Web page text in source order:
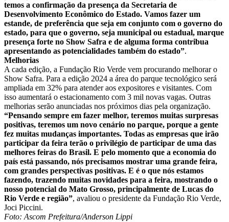
temos a confirmação da presença da Secretaria de
Desenvolvimento Econômico do Estado. Vamos fazer um
estande, de preferência que seja em conjunto com o governo do
estado, para que o governo, seja municipal ou estadual, marque
presença forte no Show Safra e de alguma forma contribua
apresentando as potencialidades também do estado”.
Melhorias
A cada edição, a Fundação Rio Verde vem procurando melhorar o
Show Safra. Para a edição 2024 a área do parque tecnológico será
ampliada em 32% para atender aos expositores e visitantes. Com
isso aumentará o estacionamento com 3 mil novas vagas. Outras
melhorias serão anunciadas nos próximos dias pela organização.
“Pensando sempre em fazer melhor, teremos muitas surpresas
positivas, teremos um novo cenário no parque, porque a gente
fez muitas mudanças importantes. Todas as empresas que irão
participar da feira terão o privilégio de participar de uma das
melhores feiras do Brasil. E pelo momento que a economia do
país está passando, nós precisamos mostrar uma grande feira,
com grandes perspectivas positivas. E é o que nós estamos
fazendo, trazendo muitas novidades para a feira, mostrando o
nosso potencial do Mato Grosso, principalmente de Lucas do
Rio Verde e região”, avaliou o presidente da Fundação Rio Verde,
Joci Piccini.
Foto: Ascom Prefeitura/Anderson Lippi